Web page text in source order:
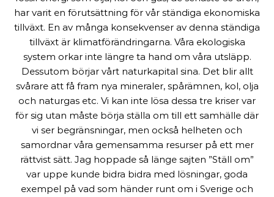
har varit en förutsättning för vår ständiga ekonomiska
tillväxt. En av många konsekvenser av denna ständiga
tillväxt är klimatförändringarna. Våra ekologiska
system orkar inte längre ta hand om våra utsläpp.
Dessutom börjar vårt naturkapital sina. Det blir allt
svårare att få fram nya mineraler, spårämnen, kol, olja
och naturgas etc. Vi kan inte lösa dessa tre kriser var
för sig utan måste börja ställa om till ett samhälle där
vi ser begränsningar, men också helheten och
samordnar våra gemensamma resurser på ett mer
rättvist sätt. Jag hoppade så länge sajten ”Ställ om”
var uppe kunde bidra bidra med lösningar, goda
exempel på vad som händer runt om i Sverige och